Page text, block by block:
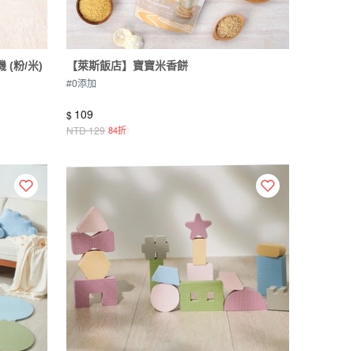
(粉/米) 【萊斯飯店】寶寶米香餅
#0添加
$ 109
NTD129 84折